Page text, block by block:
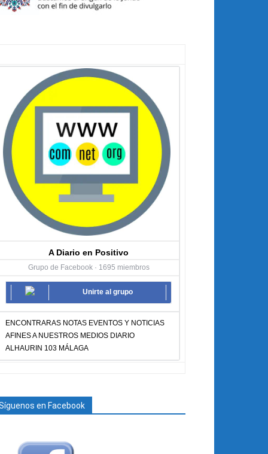
A Diario en Positivo
Grupo de Facebook · 1695 miembros
Unirte al grupo
ENCONTRARAS NOTAS EVENTOS Y NOTICIAS
AFINES A NUESTROS MEDIOS DIARIO
ALHAURIN 103 MÁLAGA
en Facebook